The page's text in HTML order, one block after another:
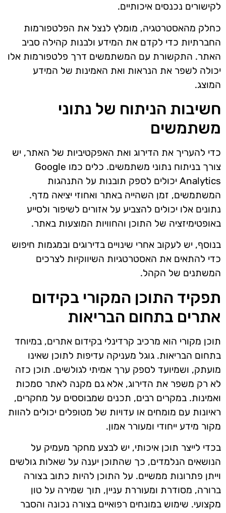
לקישורים נכנסים איכותיים.
כחלק מהאסטרטגיה, מומלץ לנצל את הפלטפורמות
החברתיות כדי לקדם את המידע ולבנות קהילה סביב
האתר. התקשורת עם המשתמשים דרך פלטפורמות אלו
יכולה לשפר את הנראות ואת האמינות של המידע
המוצג.
חשיבות הניתוח של נתוני
משתמשים
כדי להעריך את הדירוג ואת האפקטיביות של האתר, יש
צורך בניתוח נתוני משתמשים. כלים כמו Google
Analytics יכולים לספק תובנות על התנהגות
המשתמשים, זמן השהייה באתר ואחוזי יציאה מדף.
נתונים אלו יכולים להצביע על אזורים לשיפור ולסייע
באופטימיזציה של התוכן והחוויות המוצעות באתר.
בנוסף, יש לעקוב אחרי שינויים בדירוגים ובמגמות חיפוש
כדי להתאים את האסטרטגיות השיווקיות לצרכים
המשתנים של הקהל.
תפקיד התוכן המקורי בקידום
אתרים בתחום הבריאות
תוכן מקורי הוא מרכיב קרדינלי בקידום אתרים, במיוחד
בתחום הבריאות. גוגל מעניקה עדיפות לתוכן שאינו
מועתק, ושמיועד לספק ערך אמיתי לגולשים. תוכן כזה
לא רק משפר את הדירוג, אלא גם מקנה לאתר סמכות
ואמינות. במקרים רבים, תכנים שמבוססים על מחקרים,
ראיונות עם מומחים או עדויות של מטופלים יכולים להוות
מקור מידע ייחודי ומעורר אמון.
בכדי לייצר תוכן איכותי, יש לבצע מחקר מעמיק על
הנושאים הנלמדים, כך שהתוכן יענה על שאלות גולשים
וייתן פתרונות ממשיים. על התוכן להיות כתוב בצורה
ברורה, מסודרת ומעוררת עניין, תוך שמירה על טון
מקצועי. שימוש במונחים רפואיים בצורה נכונה והסבר